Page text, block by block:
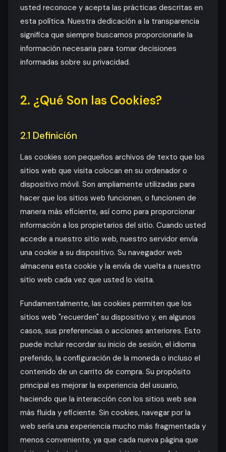
usted reconoce y acepta las prácticas descritas en
esta política. Nuestra dedicación a la transparencia
significa que siempre buscamos proporcionarle la
información necesaria para tomar decisiones
informadas sobre su privacidad.
2. ¿Qué Son las Cookies?
2.1 Definición
Las cookies son pequeños archivos de texto que los
sitios web que visita colocan en su ordenador o
dispositivo móvil. Son ampliamente utilizadas para
hacer que los sitios web funcionen, o funcionen de
manera más eficiente, así como para proporcionar
información a los propietarios del sitio. Cuando usted
accede a nuestro sitio web, nuestro servidor envía
una cookie a su dispositivo. Su navegador web
almacena esta cookie y la envía de vuelta a nuestro
sitio web cada vez que usted lo visita.
Fundamentalmente, las cookies permiten que los
sitios web "recuerden" su dispositivo y, en algunos
casos, sus preferencias o acciones anteriores. Esto
puede incluir recordar su inicio de sesión, el idioma
preferido, la configuración de la moneda o incluso el
contenido de un carrito de compra. Su propósito
principal es mejorar la experiencia del usuario,
haciendo que la interacción con los sitios web sea
más fluida y eficiente. Sin cookies, navegar por la
web sería una experiencia mucho más fragmentada y
menos conveniente, ya que cada nueva página que